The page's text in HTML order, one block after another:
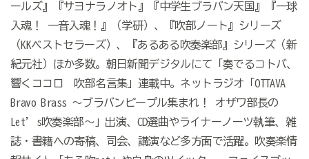
ールズ』『サヨナラノオト』『中学生ブラバン天国』『一球
入魂！ 一音入魂！』（学研）、『吹部ノート』シリーズ
（KKベストセラーズ）、『あるある吹奏楽部』シリーズ（新
紀元社）ほか多数。朝日新聞デジタルにて「奏でるコトバ、
響くココロ 吹部名言集」連載中。ネットラジオ「OTTAVA
Bravo Brass ～ブラバンピープル集まれ！ オザワ部長の
Let’s吹奏楽部～」出演、CD選曲やライナーノーツ執筆、雑
誌・書籍への寄稿、司会、講演など多方面で活躍。吹奏楽情